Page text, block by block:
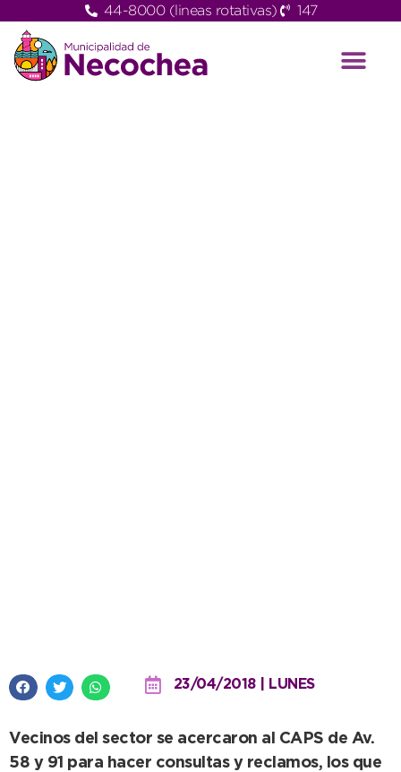
44-8000 (lineas rotativas) 147
23/04/2018 | LUNES
Vecinos del sector se acercaron al CAPS de Av.
58 y 91 para hacer consultas y reclamos, los que